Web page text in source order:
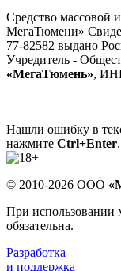
Средство массовой
МегаТюмени»
77-82582 выдано
Учредитель -
«МегаТюмень»,
Нашли ошибку в
нажмите Ctrl+Enter.
© 2010-2026 ООО
При использовании
обязательна.
Разработка
и поддержка